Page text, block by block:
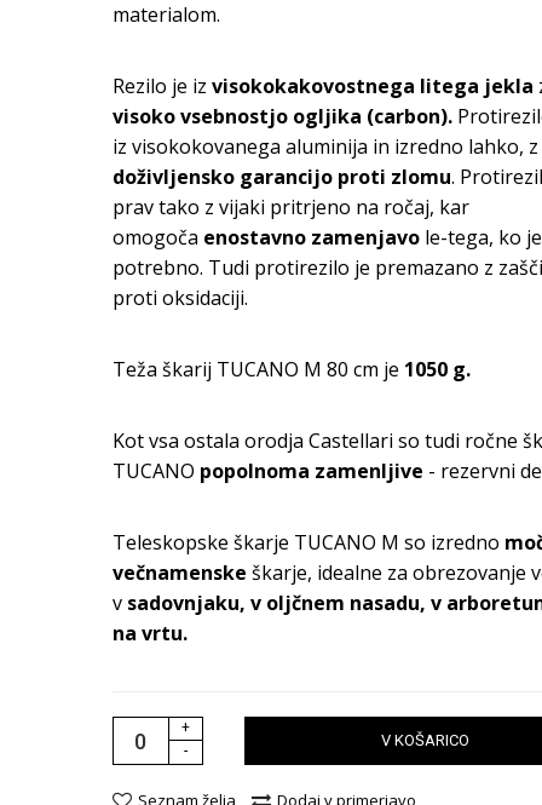
materialom.
Rezilo je iz visokokakovostnega litega jekla
visoko vsebnostjo ogljika (carbon).
iz visokokovanega aluminija in izredno lahko, z
doživljensko garancijo proti zlomu.
prav tako z vijaki pritrjeno na ročaj, kar
omogoča enostavno zamenjavole-tega, ko
potrebno. Tudi protirezilo je premazano z
proti oksidaciji.
Teža škarij TUCANO M 80 cm je 1050 g.
Kot vsa ostala orodja Castellari so tudi ročne
TUCANO popolnoma zamenljive - rezervni
Teleskopske škarje TUCANO M so izredno
večnamenske škarje, idealne za obrezovanje
v sadovnjaku, v oljčnem nasadu, v
na vrtu.
+
-
V KOŠARICO
Seznam želja
Dodaj v primerjavo